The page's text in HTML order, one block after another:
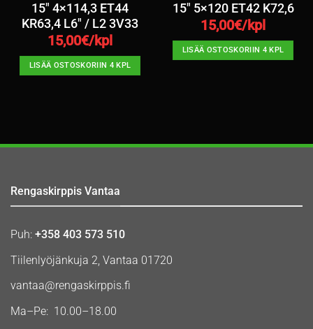
15″ 4×114,3 ET44
KR63,4 L6″ / L2 3V33
15,00€/kpl
LISÄÄ OSTOSKORIIN 4 KPL
15″ 5×120 ET42 K72,6
15,00€/kpl
LISÄÄ OSTOSKORIIN 4 KPL
Rengaskirppis Vantaa
Puh: +358 403 573 510
Tiilenlyöjänkuja 2, Vantaa 01720
vantaa@rengaskirppis.fi
Ma–Pe: 10.00–18.00